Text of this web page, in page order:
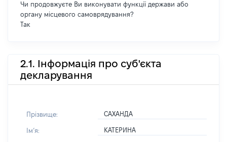
Чи продовжуєте Ви виконувати функції держави або
органу місцевого самоврядування?
Так
2.1. Інформація про суб'єкта
декларування
Прізвище: САХАНДА
Імʼя: КАТЕРИНА